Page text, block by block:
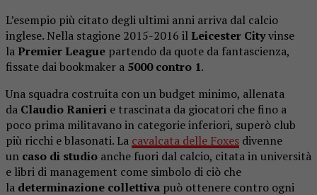
L’esempio più citato degli ultimi anni arriva dal calcio
inglese. Nella stagione 2015-2016 il Leicester Cityvinse
la Premier League partendo da quote da fantascienza,
fissate dai bookmaker a 5000 contro 1.
Una squadra costruita con un budget minimo, allenata
da Claudio Ranieri e trascinata da giocatori che fino a
poco prima militavano in categorie inferiori, superò club
più ricchi e blasonati. La cavalcata delle Foxes divenne
un caso di studio anche fuori dal calcio, citata in università
e libri di management come simbolo di ciò che
la determinazione collettiva può ottenere contro ogni